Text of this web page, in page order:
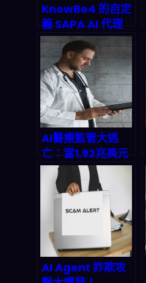
KnowBe4 的自定
義 SAPA AI 代理
如何徹底重塑企業
安全意識訓練：
2026 年深度技術
剖析與實戰指南
AI醫療監管大逃
亡：當1.92兆美元
市場撞上法律死胡
同，醫生與算法誰
該為誤診買單？
AI Agent 詐欺攻